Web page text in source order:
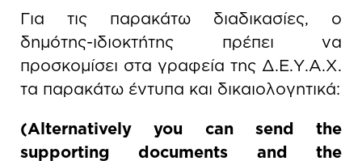
Για τις παρακάτω διαδικασίες, ο
δημότης-ιδιοκτήτης πρέπει να
προσκομίσει στα γραφεία της Δ.Ε.Υ.Α.Χ.
τα παρακάτω έντυπα και δικαιολογητικά:
(Alternatively you can send the
supporting documents and the